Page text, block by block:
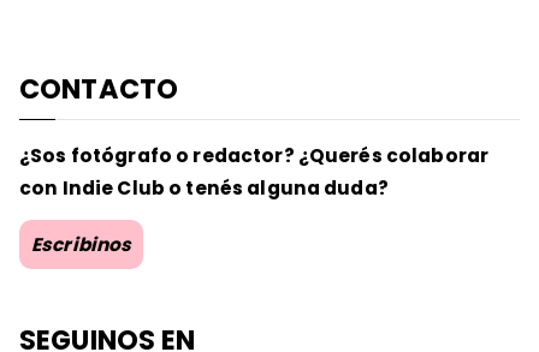
CONTACTO
¿Sos fotógrafo o redactor? ¿Querés colaborar
con Indie Club o tenés alguna duda?
Escribinos
SEGUINOS EN